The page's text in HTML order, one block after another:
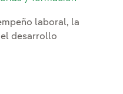
laboral, la
desarrollo
por un modelo de
por un modelo de
por un modelo